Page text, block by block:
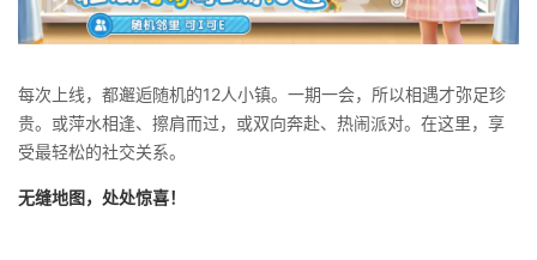
每次上线，都邂逅随机的12人小镇。一期一会，所以相遇才弥足珍
贵。或萍水相逢、擦肩而过，或双向奔赴、热闹派对。在这里，享
受最轻松的社交关系。
无缝地图，处处惊喜！